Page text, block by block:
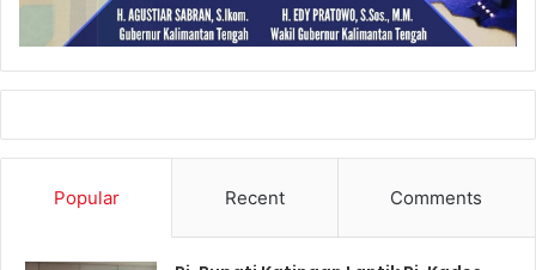
Popular Recent Comments